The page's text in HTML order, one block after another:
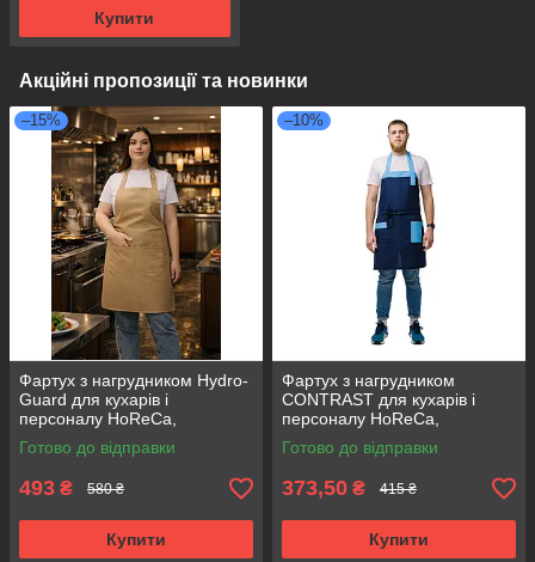
Купити
Акційні пропозиції та новинки
–15%
Фартух з нагрудником Hydro-
Guard для кухарів і
персоналу HoReCa,
водовідштовхувальний
бежевий
Готово до відправки
493 ₴ 580 ₴
Купити
–10%
Фартух з нагрудником
CONTRAST для кухарів і
персоналу HoReCa,
регульований на шиї синій
Готово до відправки
373,50 ₴ 415 ₴
Купити